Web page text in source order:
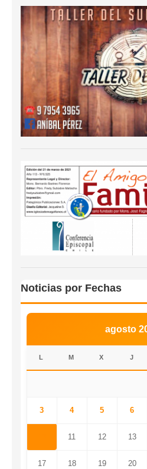
Noticias por Fechas
agosto
L M X J
3 4 5 6
11 12 13
17 18 19 20